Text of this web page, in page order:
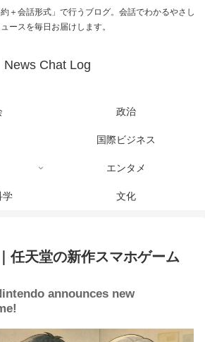
＋会話形式」で行うブログ。会話でわかるやさし
ースを毎日お届けします。
News Chat Log
政治
国際ビジネス
エンタメ
学 文化
任天堂の新作スマホゲーム
announces new